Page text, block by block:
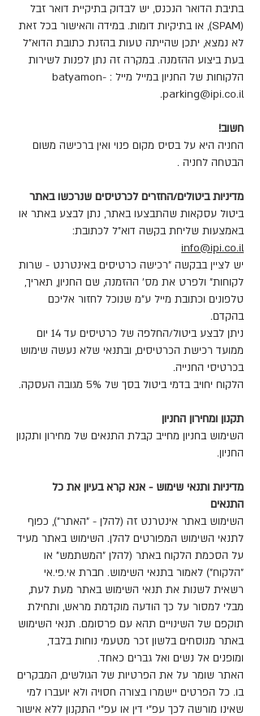
בתיבת הדואר הנכנס, יש לבדוק בתיקיית דואר זבל
(SPAM), או בתיקיות דומות. במידה והאישור בכל זאת
לא נמצא, יתכן שהייתה טעות בהזנת כתובת הדוא"ל
בעת ביצוע ההזמנה. במקרה זה נתן לפנות לשירות
הלקוחות של החניון במייל מייל : batyamon-
parking@ipi.co.il
.
חשוב!
החניה היא על בסיס מקום פנוי ואין ברכישה משום
הבטחה לחניה .
מדיניות ביטולים/החזרים לכרטיסים שנרכשו באתר
ביטול עסקאות שהתבצעו באתר, נתן לבצע באתר או
באמצעות שליחת בקשה דוא"ל לכתובת:
info@ipi.co.il
יש לציין בבקשה "רכישה כרטיסים באינטרנט - שרות
לקוחות" ולפרט את מס' ההזמנה, שם החניון, תאריך,
טלפונים וכתובת מייל ע"מ שנוכל לחזור אליכם
בהקדם.
ניתן לבצע ביטול/החלפה של כרטיסים עד 14 יום
ממועד רכישת הכרטיסים, ובתנאי שלא נעשה שימוש
בכרטיסי החנייה.
הלקוח יחויב בדמי ביטול בסך של 5% מגובה העסקה.
​תקנון ומחירון החניון
השימוש בחניון מחייב קבלת התנאים של מחירון ותקנון
החניון.
מדיניות ותנאי שימוש - אנא קרא בעיון את כל
התנאים
השימוש באתר אינטרנט זה (להלן - "האתר"), כפוף
לתנאי השימוש המפורטים להלן. השימוש באתר מעיד
על הסכמת הלקוח באתר (להלן "המשתמש" או
"הלקוח") לאמור בתנאי השימוש. חברת אי.פי.אי
רשאית לשנות את תנאי השימוש באתר מעת לעת,
מבלי למסור על כך הודעה מוקדמת מראש, ותחילת
תוקפם של השינויים תהא עם פרסומם. תנאי השימוש
באתר מנוסחים בלשון זכר מטעמי נוחות בלבד,
ומופנים אל נשים ואל גברים כאחד.
האתר שומר על את הפרטיות של הגולשים, המבקרים
בו. כל הפרטים יישמרו בצורה חסויה ולא יועברו למי
שאינו מורשה לכך עפ"י דין או עפ"י התקנון ללא אישור